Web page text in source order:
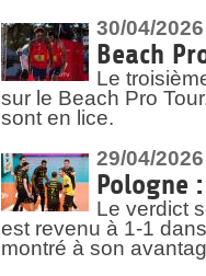
30/04/2026
Beach
Le
sur le Beach Pro
sont en lice.
29/04/2026
Pologne
Le verdict
est revenu à 1-1
montré à son